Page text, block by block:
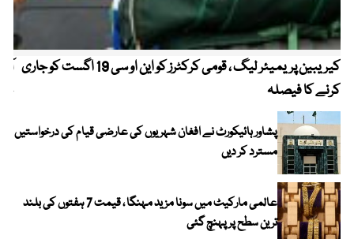
کیریبین پریمیئر لیگ ، قومی کرکٹرز کو این او سی 19 اگست کو جاری
کرنے کا فیصلہ
پشاور ہائیکورٹ نے افغان شہریوں کی عارضی قیام کی درخواستیں
مسترد کر دیں
عالمی مارکیٹ میں سونا مزید مہنگا ، قیمت 7 ہفتوں کی بلند
ترین سطح پر پہنچ گئی